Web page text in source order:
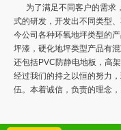
为了满足不同客户的需求
式的研发，开发出不同类型
今公司各种环氧地坪类型的
坪漆，硬化地坪类型产品有
还包括PVC防静电地板，高
经过我们的持之以恒的努力
伍。本着诚信，负责的理念